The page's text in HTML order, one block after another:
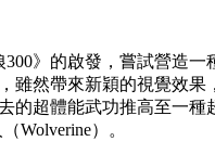
》的啟發，嘗試營造
然帶來新穎的視覺效
超體能武功推高至一
Wolverine）。